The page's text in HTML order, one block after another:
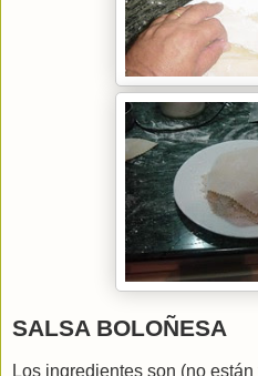
SALSA BOLOÑESA
Los ingredientes son (no